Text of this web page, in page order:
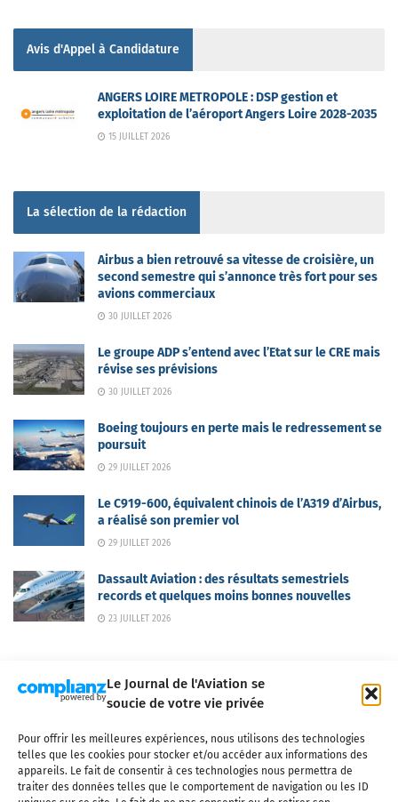
Le Journal de l'Aviation se
soucie de votre vie privée
Pour offrir les meilleures expériences, nous utilisons des technologies
telles que les cookies pour stocker et/ou accéder aux informations des
appareils. Le fait de consentir à ces technologies nous permettra de
traiter des données telles que le comportement de navigation ou les ID
Avis d'Appel à Candidature
ANGERS LOIRE METROPOLE : DSP gestion et
exploitation de l’aéroport Angers Loire 2028-2035
15 JUILLET 2026
La sélection de la rédaction
Airbus a bien retrouvé sa vitesse de croisière, un
second semestre qui s’annonce très fort pour ses
avions commerciaux
30 JUILLET 2026
Le groupe ADP s’entend avec l’Etat sur le CRE mais
révise ses prévisions
30 JUILLET 2026
Boeing toujours en perte mais le redressement se
poursuit
29 JUILLET 2026
Le C919-600, équivalent chinois de l’A319 d’Airbus,
a réalisé son premier vol
29 JUILLET 2026
Dassault Aviation : des résultats semestriels
records et quelques moins bonnes nouvelles
23 JUILLET 2026
Qui sommes-nous ? Nous contacter
Partenaires
Mentions légales
CGV Politique de confidentialité Cookies